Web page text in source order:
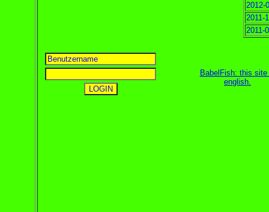
2012-
2011-
2011-
BabelFish: this site
english.